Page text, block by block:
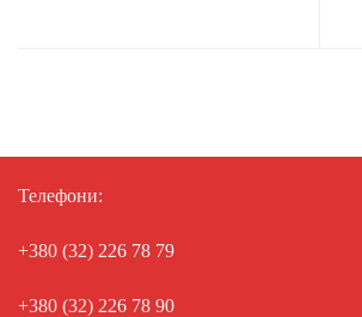
Телефони:
+380 (32) 226 78 79
+380 (32) 226 78 90